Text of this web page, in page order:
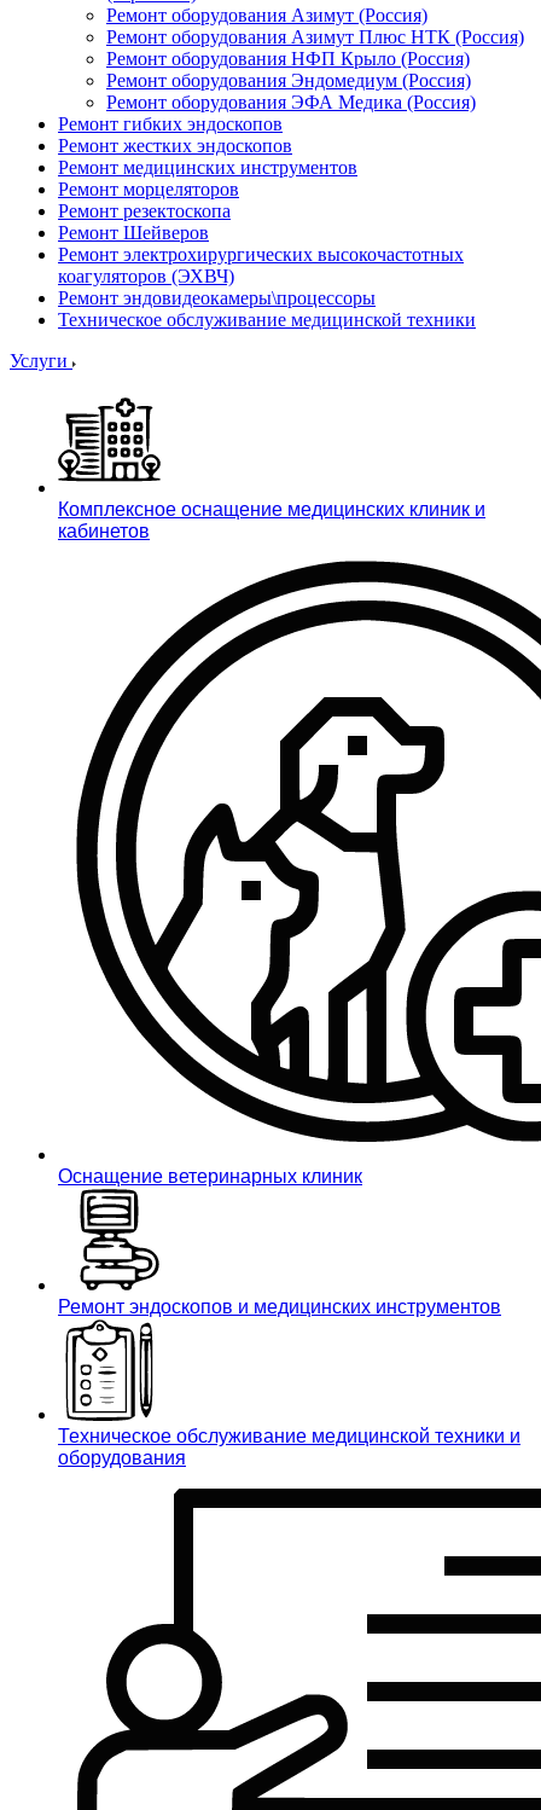
Ремонт оборудования Азимут (Россия)
Ремонт оборудования Азимут Плюс НТК (Россия)
Ремонт оборудования НФП Крыло (Россия)
Ремонт оборудования Эндомедиум (Россия)
Ремонт оборудования ЭФА Медика (Россия)
Ремонт гибких эндоскопов
Ремонт жестких эндоскопов
Ремонт медицинских инструментов
Ремонт морцеляторов
Ремонт резектоскопа
Ремонт Шейверов
Ремонт электрохирургических высокочастотных
коагуляторов (ЭХВЧ)
Ремонт эндовидеокамеры\процессоры
Техническое обслуживание медицинской техники
Услуги
Комплексное оснащение медицинских клиник и
кабинетов
Оснащение ветеринарных клиник
Ремонт эндоскопов и медицинских инструментов
Техническое обслуживание медицинской техники и
оборудования